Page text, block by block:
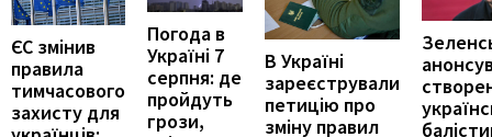
ЄС змінив
правила
тимчасового
захисту для
Погода в
Україні 7
серпня: де
пройдуть
грози,
В Україні
зареєстрували
петицію про
зміну правил